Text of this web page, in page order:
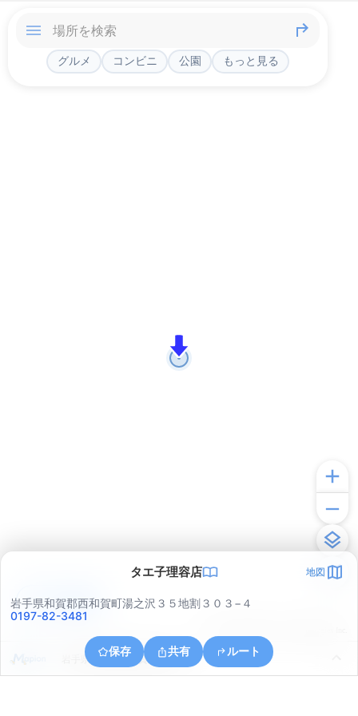
グルメ コンビニ 公園 もっと見る
タエ子理容店 地図
岩手県和賀郡西和賀町湯之沢３５地割３０３−４
0197-82-3481
保存 共有 ルート
岩手県和賀郡西和賀町湯之沢
アプリで見る